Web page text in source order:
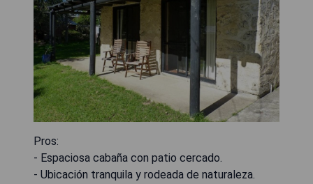
Pros:
- Espaciosa cabaña con patio cercado.
- Ubicación tranquila y rodeada de naturaleza.